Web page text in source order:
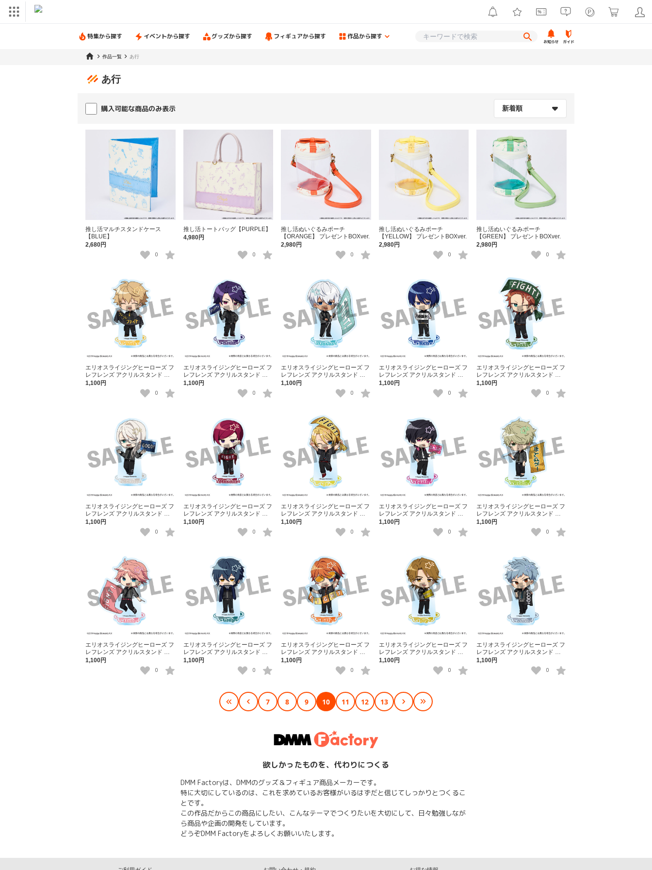
特集から探す イベントから探す グッズから探す フィギュアから探す 作品から探す
お知らせ ガイド
作品一覧 あ行
あ行
購入可能な商品のみ表示
推し活マルチスタンドケース
【BLUE】
2,680円
0
推し活トートバッグ【PURPLE】
4,980円
0
推し活ぬいぐるみポーチ
【ORANGE】 プレゼントBOXver.
2,980円
0
推し活ぬいぐるみポーチ
【YELLOW】 プレゼントBOXver.
2,980円
0
推し活ぬいぐるみポーチ
【GREEN】 プレゼントBOXver.
2,980円
0
エリオスライジングヒーローズ フ
レフレンズ アクリルスタンド ウ
ィル・スプラウト
1,100円
0
エリオスライジングヒーローズ フ
レフレンズ アクリルスタンド ブ
ラッド・ビームス
1,100円
0
エリオスライジングヒーローズ フ
レフレンズ アクリルスタンド オ
スカー・ベイル
1,100円
0
エリオスライジングヒーローズ フ
レフレンズ アクリルスタンド 如
月レン
1,100円
0
エリオスライジングヒーローズ フ
レフレンズ アクリルスタンド ガ
スト・アドラー
1,100円
0
エリオスライジングヒーローズ フ
レフレンズ アクリルスタンド ヴ
ィクター・ヴァレンタイン
1,100円
0
エリオスライジングヒーローズ フ
レフレンズ アクリルスタンド マ
リオン・ブライス
1,100円
0
エリオスライジングヒーローズ フ
レフレンズ アクリルスタンド レ
オナルド・ライト・Jr.
1,100円
0
エリオスライジングヒーローズ フ
レフレンズ アクリルスタンド フ
ェイス・ビームス
1,100円
0
エリオスライジングヒーローズ フ
レフレンズ アクリルスタンド キ
ース・マックス
1,100円
0
エリオスライジングヒーローズ フ
レフレンズ アクリルスタンド デ
ィノ・アルバーニ
1,100円
0
エリオスライジングヒーローズ フ
レフレンズ アクリルスタンド グ
レイ・リヴァース
1,100円
0
エリオスライジングヒーローズ フ
レフレンズ アクリルスタンド ビ
リー・ワイズ
1,100円
0
エリオスライジングヒーローズ フ
レフレンズ アクリルスタンド ジ
ェイ・キッドマン
1,100円
0
エリオスライジングヒーローズ フ
レフレンズ アクリルスタンド ア
ッシュ・オルブライト
1,100円
0
7 8 9 10 11 12 13
欲しかったものを、代わりにつくる
DMM Factoryは、DMMのグッズ＆フィギュア商品メーカーです。
特に大切にしているのは、これを求めているお客様がいるはずだと信じてしっかりとつくるこ
とです。
この作品だからこの商品にしたい、こんなテーマでつくりたいを大切にして、日々勉強しなが
ら商品や企画の開発をしています。
どうぞDMM Factoryをよろしくお願いいたします。